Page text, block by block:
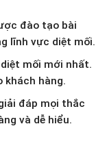
đào tạo bài
lĩnh vực diệt mối.
mối mới nhất.
khách hàng.
đáp mọi thắc
và dễ hiểu.